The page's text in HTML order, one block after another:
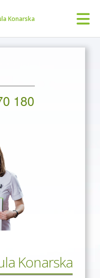
Konarska
180
Konarska